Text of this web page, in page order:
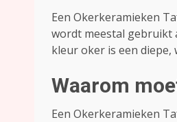
Een Okerkeramieken
wordt meestal gebruikt
kleur oker is een
Waarom
Een Okerkeramieken